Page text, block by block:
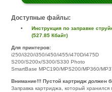
Доступные файлы:
Инструкция по заправке
(527.85 Кбайт)
Для принтеров:
i250/i320/i350/i450/i455/i470D/i475D
S200/S200x/S300/S330 Photo
SmartBase MPC190/MPS200/MP360/
Внимание!!! Пустой картридж должен
Заправка картриджа, который хранился